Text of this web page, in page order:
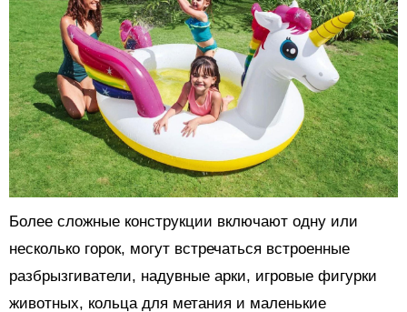
Более сложные конструкции включают одну или
несколько горок, могут встречаться встроенные
разбрызгиватели, надувные арки, игровые фигурки
животных, кольца для метания и маленькие